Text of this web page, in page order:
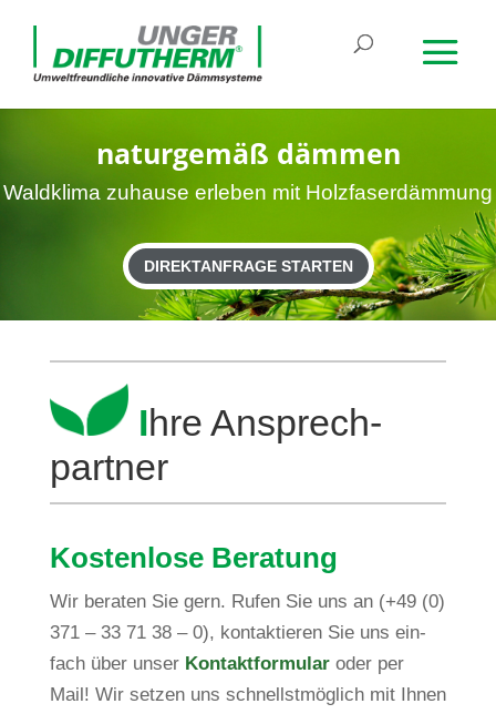
natur­gemäß dämmen
Wald­klima zuhause erleben mit Holzfaserdämmung
DIREKTANFRAGE STARTEN
Ihre Ansprech­
partner
Kos­ten­lose Beratung
Wir beraten Sie gern. Rufen Sie uns an (+49 (0)
371 – 33 71 38 – 0), kon­tak­tieren Sie uns ein­
fach über unser Kon­takt­for­mularoder per
Mail! Wir setzen uns schnellst­mög­lich mit Ihnen